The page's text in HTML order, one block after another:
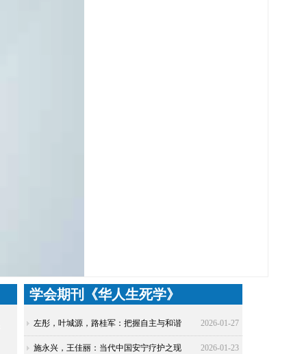
学会期刊《华人生死学》
左彤，叶城源，路桂军：把握自主与和谐
之间的微妙平衡：中国安宁疗护干预措施
2026-01-27
施永兴，王佳丽：当代中国安宁疗护之现 2026-01-23